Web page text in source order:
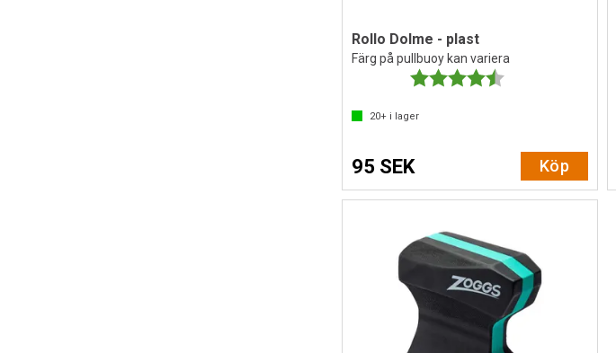
Rollo Dolme - plast
Färg på pullbuoy kan variera
Betyg:
20+i lager
95 SEK Köp